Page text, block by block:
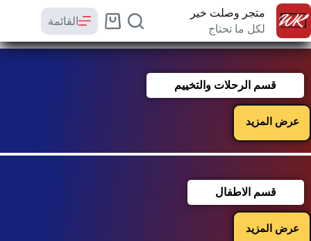
متجر وصلت خير
لكل ما تحتاج
القائمة
قسم الرحلات والتخييم
عرض المزيد
قسم الاطفال
عرض المزيد